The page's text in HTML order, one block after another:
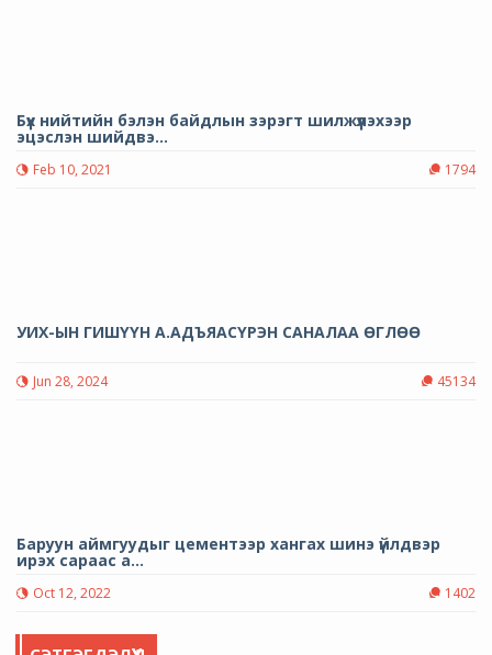
Бүх нийтийн бэлэн байдлын зэрэгт шилжүүлэхээр
эцэслэн шийдвэ...
Feb 10, 2021 1794
УИХ-ЫН ГИШҮҮН А.АДЪЯАСҮРЭН САНАЛАА ӨГЛӨӨ
Jun 28, 2024 45134
Баруун аймгуудыг цементээр хангах шинэ үйлдвэр
ирэх сараас а...
Oct 12, 2022 1402